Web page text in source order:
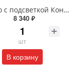
Зеркало с подсветкой Континент Burzhe Led 100х70 с бесконтактным сенсором ЗЛП398
8 340 ₽
шт
В корзину